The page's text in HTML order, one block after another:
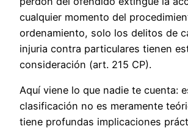
cualquier momento del
ordenamiento, solo los delitos de
injuria contra particulares tienen
consideración (art. 215 CP).
Aquí viene lo que nadie te cuenta:
clasificación no es meramente
tiene profundas implicaciones